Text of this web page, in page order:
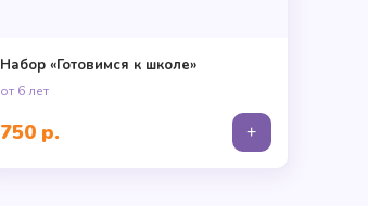
Набор «Готовимся к школе»
от 6 лет
750 р. +